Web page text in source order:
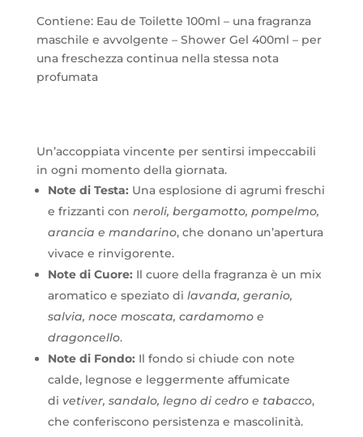
Contiene: Eau de Toilette 100ml – una fragranza
maschile e avvolgente – Shower Gel 400ml – per
una freschezza continua nella stessa nota
profumata
Un’accoppiata vincente per sentirsi impeccabili
in ogni momento della giornata.
Note di Testa: Una esplosione di agrumi freschi
e frizzanti con neroli, bergamotto, pompelmo,
arancia e mandarino, che donano un’apertura
vivace e rinvigorente.
Note di Cuore: Il cuore della fragranza è un mix
aromatico e speziato di lavanda, geranio,
salvia, noce moscata, cardamomo e
dragoncello.
Note di Fondo: Il fondo si chiude con note
calde, legnose e leggermente affumicate
di vetiver, sandalo, legno di cedro e tabacco,
che conferiscono persistenza e mascolinità.